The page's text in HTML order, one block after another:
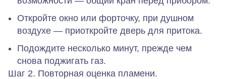
Откройте окно или форточку, при душном
воздухе — приоткройте дверь для притока.
Подождите несколько минут, прежде чем
снова поджигать газ.
Шаг 2. Повторная оценка пламени.